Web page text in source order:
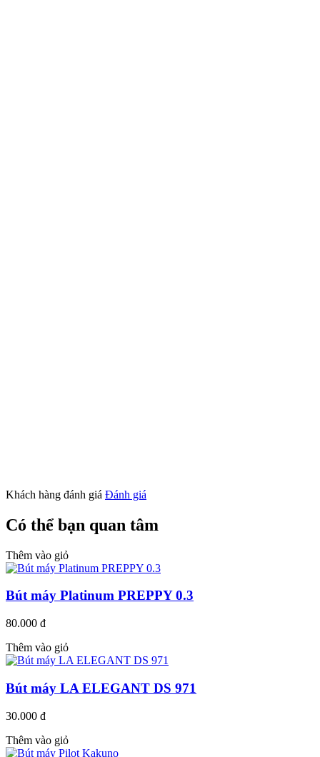
Khách hàng đánh giá Đánh giá
Có thể bạn quan tâm
Thêm vào giỏ
Bút máy Platinum PREPPY 0.3
80.000 đ
Thêm vào giỏ
Bút máy LA ELEGANT DS 971
30.000 đ
Thêm vào giỏ